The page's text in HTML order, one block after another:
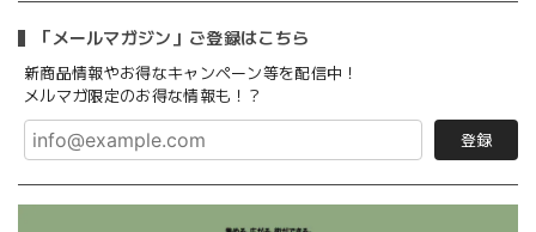
「メールマガジン」ご登録はこちら
新商品情報やお得なキャンペーン等を配信中！
メルマガ限定のお得な情報も！？
登録